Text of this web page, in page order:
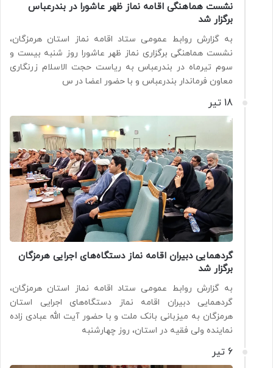
نشست هماهنگی اقامه نماز ظهر عاشورا در بندرعباس
برگزار شد
به گزارش روابط عمومی ستاد اقامه نماز استان هرمزگان،
نشست هماهنگی برگزاری نماز ظهر عاشورا روز شنبه بیست و
سوم تیرماه در بندرعباس به ریاست حجت الاسلام زرنگاری
معاون فرماندار بندرعباس و با حضور اعضا در س
18 تیر
گردهمایی دبیران اقامه نماز دستگاه‌های اجرایی هرمزگان
برگزار شد
به گزارش روابط عمومی ستاد اقامه نماز استان هرمزگان،
گردهمایی دبیران اقامه نماز دستگاه‌های اجرایی استان
هرمزگان به میزبانی بانک ملت و با حضور آیت الله عبادی زاده
نماینده ولی فقیه در استان، روز چهارشنبه
6 تیر